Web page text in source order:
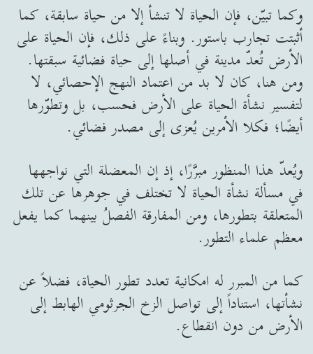
وكما تبيّن، فإن الحياة لا تنشأ إلا من حياة سابقة، كما
أثبتت تجارب باستور. وبناءً على ذلك، فإن الحياة على
الأرض تُعدّ مدينة في أصلها إلى حياة فضائية سبقتها.
ومن هنا، كان لا بد من اعتماد النهج الإحصائي، لا
لتفسير نشأة الحياة على الأرض فحسب، بل وتطوّرها
أيضًا؛ فكلا الأمرين يُعزى إلى مصدر فضائي.
ويُعدّ هذا المنظور مبرَّرًا، إذ إن المعضلة التي نواجهها
في مسألة نشأة الحياة لا تختلف في جوهرها عن تلك
المتعلقة بتطورها، ومن المفارقة الفصلُ بينهما كما يفعل
معظم علماء التطور.
كما من المبرر له امكانية تعدد تطور الحياة، فضلاً عن
نشأتها، استناداً إلى تواصل الزخ الجرثومي الهابط إلى
الأرض من دون انقطاع.